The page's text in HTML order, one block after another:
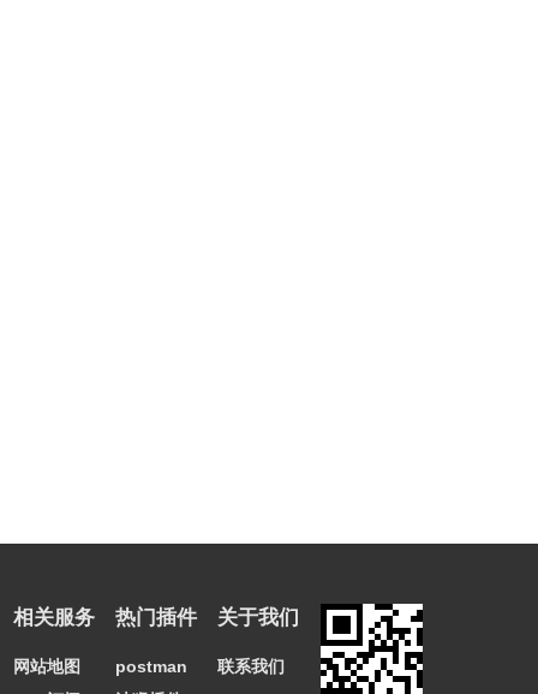
相关服务
网站地图
热门插件
postman
关于我们
联系我们